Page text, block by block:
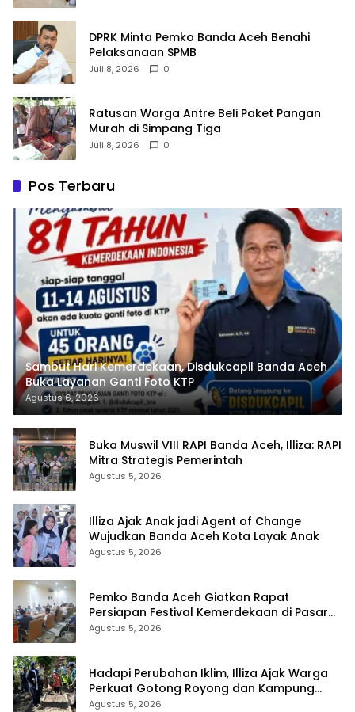
DPRK Minta Pemko Banda Aceh Benahi
Pelaksanaan SPMB
Juli 8, 2026 0
Ratusan Warga Antre Beli Paket Pangan
Murah di Simpang Tiga
Juli 8, 2026 0
Pos Terbaru
Sambut Hari Kemerdekaan, Disdukcapil Banda Aceh
Buka Layanan Ganti Foto KTP
Agustus 6, 2026
Buka Muswil VIII RAPI Banda Aceh, Illiza: RAPI
Mitra Strategis Pemerintah
Agustus 5, 2026
Illiza Ajak Anak jadi Agent of Change
Wujudkan Banda Aceh Kota Layak Anak
Agustus 5, 2026
Pemko Banda Aceh Giatkan Rapat
Persiapan Festival Kemerdekaan di Pasar
Atjeh
Agustus 5, 2026
Hadapi Perubahan Iklim, Illiza Ajak Warga
Perkuat Gotong Royong dan Kampung
Proklim
Agustus 5, 2026